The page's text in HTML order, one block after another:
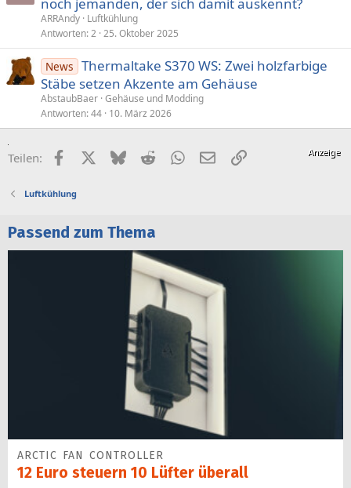
ARRAndy Luftkühlung
Antworten 2 25. Oktober 2025
News Thermaltake S370 WS: Zwei holzfarbige
Stäbe setzen Akzente am Gehäuse
AbstaubBaer Gehäuse und Modding
Antworten 44 10. März 2026
Teilen: FacebookX (Twitter)
BlueskyRedditWhatsApp
E-MailLink
Luftkühlung
Passend zum Thema
ARCTIC FAN CONTROLLER
12 Euro steuern 10 Lüfter überall